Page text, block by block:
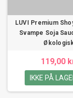
LUVI Premium
Svampe Soja
119,00
IKKE PÅ